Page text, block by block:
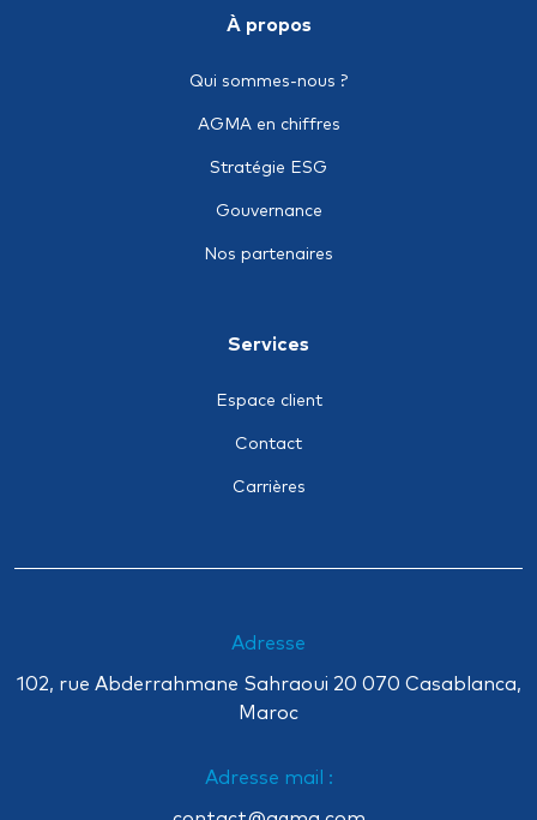
Tous risques chantier / montage
À propos
Qui sommes-nous ?
AGMA en chiffres
Stratégie ESG
Gouvernance
Nos partenaires
Services
Espace client
Contact
Carrières
Adresse
102, rue Abderrahmane Sahraoui 20 070 Casablanca,
Maroc
Adresse mail :